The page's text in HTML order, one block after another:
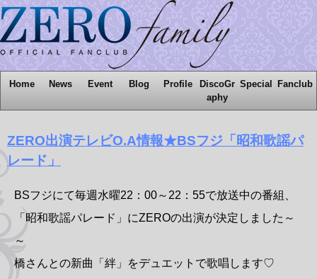
Home News Event Blog Profile
DiscoGr
aphy
Special Fanclub
ZERO出演テレビO.A情報★BSフジ「昭和歌謡パ
レード」
BSフジにて毎週水曜22：00～22：55で放送中の番組、
「昭和歌謡パレード」にZEROの出演が決定しました～
～
橋さんとの新曲「絆」をデュエットで歌唱します♡